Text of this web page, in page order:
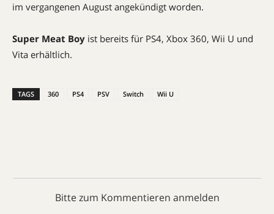
im vergangenen August angekündigt worden.
Super Meat Boy ist bereits für PS4, Xbox 360, Wii U und
Vita erhältlich.
TAGS 360 PS4 PSV Switch Wii U
Bitte zum Kommentieren anmelden